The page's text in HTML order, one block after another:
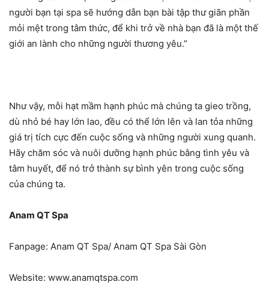
người bạn tại spa sẽ hướng dẫn bạn bài tập thư giãn phần
mỏi mệt trong tâm thức, để khi trở về nhà bạn đã là một thế
giới an lành cho những người thương yêu.”
Như vậy, mỗi hạt mầm hạnh phúc mà chúng ta gieo trồng,
dù nhỏ bé hay lớn lao, đều có thể lớn lên và lan tỏa những
giá trị tích cực đến cuộc sống và những người xung quanh.
Hãy chăm sóc và nuôi dưỡng hạnh phúc bằng tình yêu và
tâm huyết, để nó trở thành sự bình yên trong cuộc sống
của chúng ta.
Anam QT Spa
Fanpage: Anam QT Spa/ Anam QT Spa Sài Gòn
Website: www.anamqtspa.com